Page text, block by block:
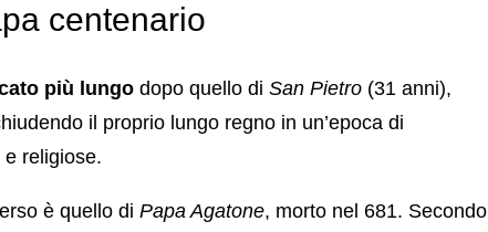
centenario
più lungo dopo quello di San Pietro (31 anni),
il proprio lungo regno in un’epoca di
religiose.
è quello di Papa Agatone, morto nel 681. Secondo